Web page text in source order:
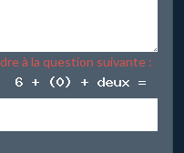
à la question suivante :